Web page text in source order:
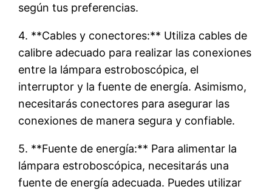
según tus preferencias.
4. **Cables y conectores:** Utiliza cables de
calibre adecuado para realizar las conexiones
entre la lámpara estroboscópica, el
interruptor y la fuente de energía. Asimismo,
necesitarás conectores para asegurar las
conexiones de manera segura y confiable.
5. **Fuente de energía:** Para alimentar la
lámpara estroboscópica, necesitarás una
fuente de energía adecuada. Puedes utilizar